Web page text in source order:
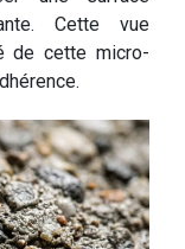
Cette vue
de cette micro-